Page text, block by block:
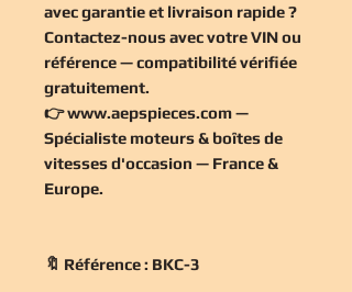
avec garantie et livraison rapide ?
Contactez-nous avec votre VIN ou
référence — compatibilité vérifiée
gratuitement.
👉www.aepspieces.com—
Spécialiste moteurs & boîtes de
vitesses d'occasion — France &
Europe.
🔖 Référence : BKC-3